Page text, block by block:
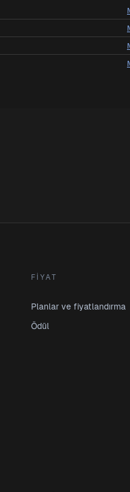
FIYAT
Planlar ve fiyatlandırma
Ödül